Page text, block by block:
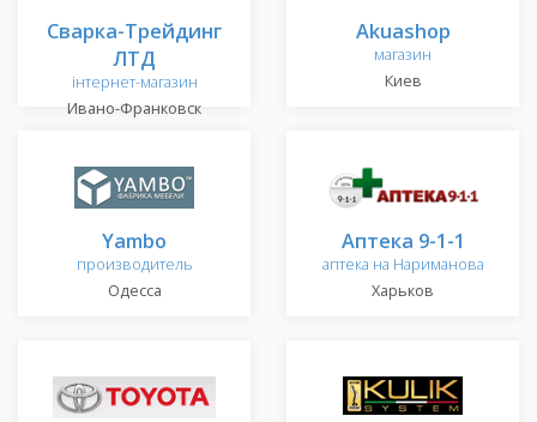
Сварка-Трейдинг
ЛТД
інтернет-магазин
Ивано-Франковск
Akuashop
магазин
Киев
Yambo
производитель
Одесса
Аптека 9-1-1
аптека на Нариманова
Харьков